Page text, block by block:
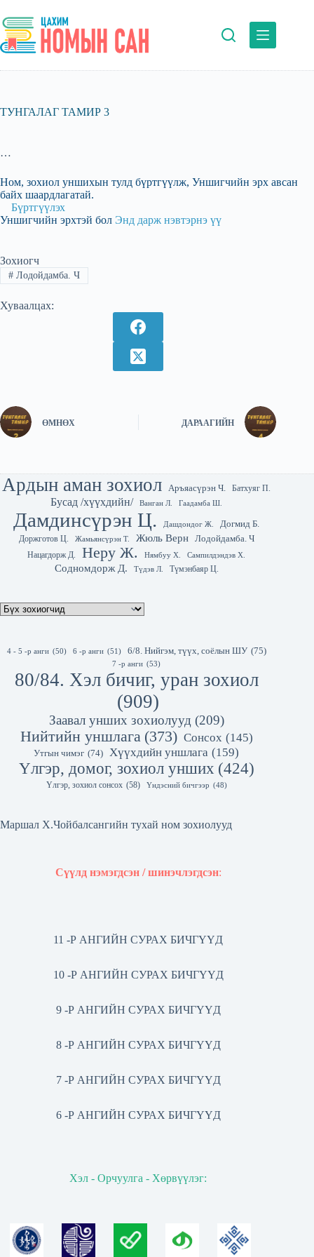
to
content
ТУНГАЛАГ ТАМИР 3
…
Ном, зохиол уншихын тулд бүртгүүлж, Уншигчийн эрх авсан
байх шаардлагатай.
Бүртгүүлэх
Уншигчийн эрхтэй бол Энд дарж нэвтэрнэ үү
Зохиогч
#Лодойдамба. Ч
Хуваалцах:
ӨМНӨХ ДАРААГИЙН
Ардын аман зохиол Аръяасүрэн Ч. Батхуяг П.
Бусад /хүүхдийн/ Ванган Л. Гаадамба Ш.
Дамдинсүрэн Ц. Дашдондог Ж.
Догмид Б.
Доржготов Ц.
Жамьянсүрэн Т. Жюль Верн Лодойдамба. Ч
Нацагдорж Д. Неру Ж. Нямбуу Х. Сампилдэндэв Х.
Содномдорж Д. Түдэв Л. Түмэнбаяр Ц.
4 - 5 -р анги (50) 6 -р анги (51) 6/8. Нийгэм, түүх, соёлын ШУ (75)
7 -р анги (53)
80/84. Хэл бичиг, уран зохиол
(909)
Заавал унших зохиолууд (209)
Нийтийн уншлага (373) Сонсох (145)
Утгын чимэг (74) Хүүхдийн уншлага (159)
Үлгэр, домог, зохиол унших (424)
Үлгэр, зохиол сонсох (58) Үндэсний бичгээр (48)
Маршал Х.Чойбалсангийн тухай ном зохиолууд
Сүүлд нэмэгдсэн / шинэчлэгдсэн:
11 -Р АНГИЙН СУРАХ БИЧГҮҮД
10 -Р АНГИЙН СУРАХ БИЧГҮҮД
9 -Р АНГИЙН СУРАХ БИЧГҮҮД
8 -Р АНГИЙН СУРАХ БИЧГҮҮД
7 -Р АНГИЙН СУРАХ БИЧГҮҮД
6 -Р АНГИЙН СУРАХ БИЧГҮҮД
Хэл - Орчуулга - Хөрвүүлэг: